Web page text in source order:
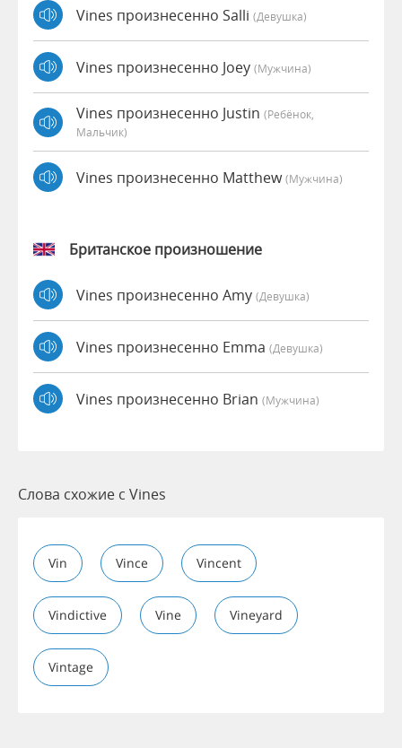
Vines произнесенно Salli (девушка)
Vines произнесенно Joey (мужчина)
Vines произнесенно Justin (Ребёнок,
Мальчик)
Vines произнесенно Matthew(мужчина)
Британское произношение
Vines произнесенно Amy (девушка)
Vines произнесенно Emma (девушка)
Vines произнесенно Brian (мужчина)
Слова схожие с Vines
Vin Vince Vincent
Vindictive Vine Vineyard
Vintage